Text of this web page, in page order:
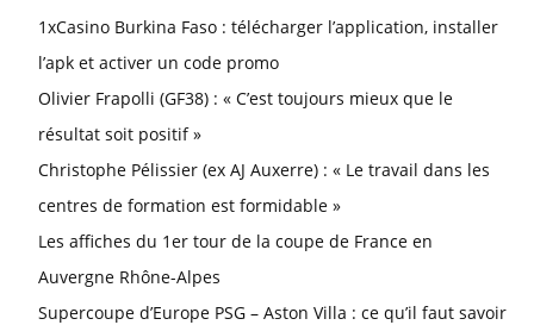
1xCasino Burkina Faso : télécharger l’application, installer
l’apk et activer un code promo
Olivier Frapolli (GF38) : « C’est toujours mieux que le
résultat soit positif »
Christophe Pélissier (ex AJ Auxerre) : « Le travail dans les
centres de formation est formidable »
Les affiches du 1er tour de la coupe de France en
Auvergne Rhône-Alpes
Supercoupe d’Europe PSG – Aston Villa : ce qu’il faut savoir